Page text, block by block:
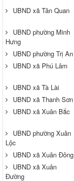
UBND xã Tân Quan
UBND phường Minh
Hưng
UBND phường Trị An
UBND xã Phú Lâm
UBND xã Tà Lài
UBND xã Thanh Sơn
UBND xã Xuân Bắc
UBND phường Xuân
Lộc
UBND xã Xuân Đông
UBND xã Xuân
Đường